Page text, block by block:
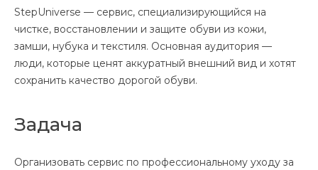
StepUniverse — сервис, специализирующийся на
чистке, восстановлении и защите обуви из кожи,
замши, нубука и текстиля. Основная аудитория —
люди, которые ценят аккуратный внешний вид и хотят
сохранить качество дорогой обуви.
Задача
Организовать сервис по профессиональному уходу за